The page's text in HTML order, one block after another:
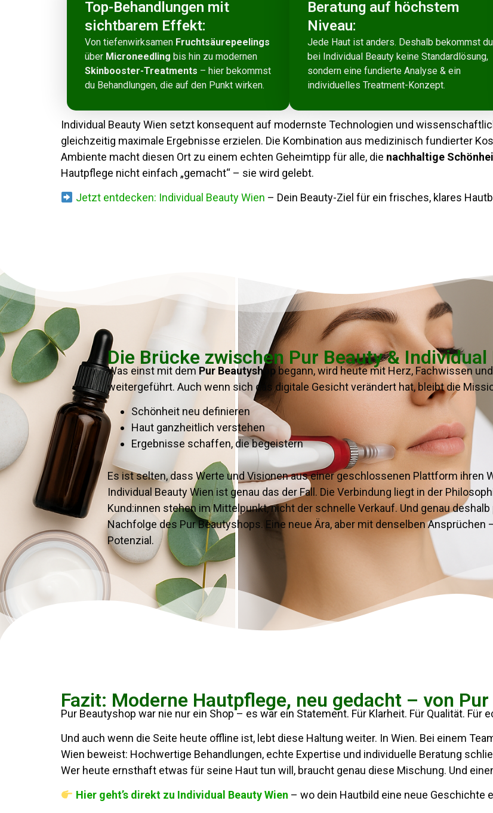
Top-Behandlungen mit
sichtbarem Effekt:
Von tiefenwirksamen Fruchtsäurepeelings
über Microneedling bis hin zu modernen
Skinbooster-Treatments – hier bekommst
du Behandlungen, die auf den Punkt wirken.
Beratung auf höchstem
Niveau:
Jede Haut ist anders. Deshalb bekommst du
bei Individual Beauty keine Standardlösung,
sondern eine fundierte Analyse & ein
individuelles Treatment-Konzept.
Individual Beauty Wien setzt konsequent auf modernste Technologien und
gleichzeitig maximale Ergebnisse erzielen. Die Kombination aus medizinisch fundierter
Ambiente macht diesen Ort zu einem echten Geheimtipp für alle, die nachhaltige
Hautpflege nicht einfach „gemacht“ – sie wird gelebt.
Jetzt entdecken: Individual Beauty Wien – Dein Beauty-Ziel für ein frisches, klares
Die Brücke zwischen Pur Beauty & Individual
Was einst mit dem Pur Beautyshopbegann, wird heute mit Herz, Fachwissen
weitergeführt. Auch wenn sich das digitale Gesicht verändert hat, bleibt die
Schönheit neu definieren
Haut ganzheitlich verstehen
Ergebnisse schaffen, die begeistern
Es ist selten, dass Werte und Visionen aus einer geschlossenen Plattform ihren
Individual Beauty Wien ist genau das der Fall. Die Verbindung liegt in der
Kund:innen stehen im Mittelpunkt, nicht der schnelle Verkauf. Und genau
Nachfolge des Pur Beautyshops. Eine neue Ära, aber mit denselben
Potenzial.
Fazit: Moderne Hautpflege, neu gedacht – von
Pur Beautyshop war nie nur ein Shop – es war ein Statement. Für Klarheit. Für Qualität. Für
Und auch wenn die Seite heute offline ist, lebt diese Haltung weiter. In Wien. Bei einem
Wien beweist: Hochwertige Behandlungen, echte Expertise und individuelle Beratung
Wer heute ernsthaft etwas für seine Haut tun will, braucht genau diese Mischung. Und
Hier geht’s direkt zu Individual Beauty Wien – wo dein Hautbild eine neue Geschichte